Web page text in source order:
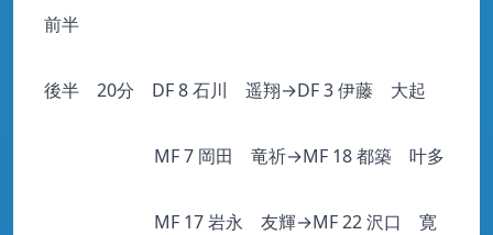
前半
後半 20分 DF 8 石川 遥翔→DF 3 伊藤 大起
MF 7 岡田 竜祈→MF 18 都築 叶多
MF 17 岩永 友輝→MF 22 沢口 寛